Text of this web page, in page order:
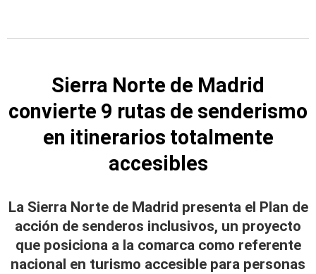
Sierra Norte de Madrid
convierte 9 rutas de senderismo
en itinerarios totalmente
accesibles
La Sierra Norte de Madrid presenta el Plan de
acción de senderos inclusivos, un proyecto
que posiciona a la comarca como referente
nacional en turismo accesible para personas